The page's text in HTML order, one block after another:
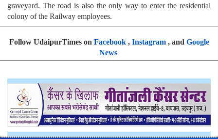
graveyard. The road is also the only way to enter the residential
colony of the Railway employees.
Follow UdaipurTimes on Facebook, Instagram, and Google
News